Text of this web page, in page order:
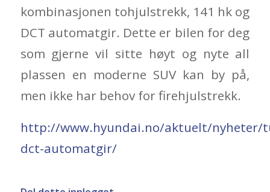
kombinasjonen tohjulstrekk, 141 hk og
DCT automatgir. Dette er bilen for deg
som gjerne vil sitte høyt og nyte all
plassen en moderne SUV kan by på,
men ikke har behov for firehjulstrekk.
http://www.hyundai.no/aktuelt/nyheter/
dct-automatgir/